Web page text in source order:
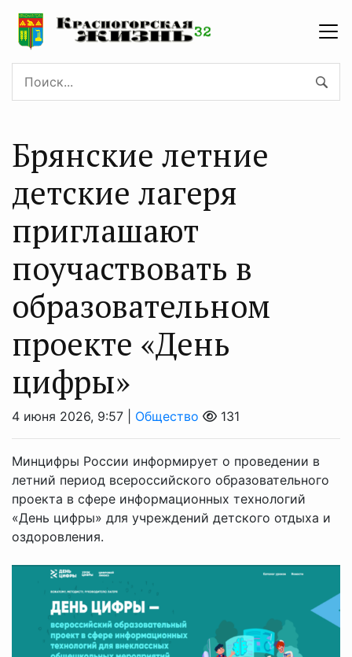
Брянские летние
детские лагеря
приглашают
поучаствовать в
образовательном
проекте «День
цифры»
4 июня 2026, 9:57 | Общество 131
Минцифры России информирует о проведении в
летний период всероссийского образовательного
проекта в сфере информационных технологий
«День цифры» для учреждений детского отдыха и
оздоровления.